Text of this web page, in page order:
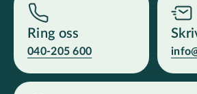
Ring oss
040-205 600